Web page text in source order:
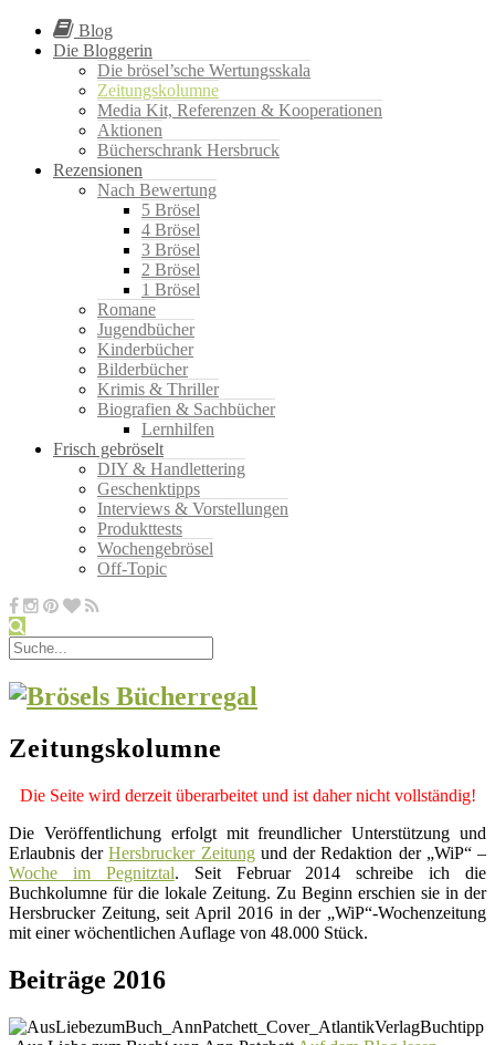
Blog
Die Bloggerin
Die brösel’sche Wertungsskala
Zeitungskolumne
Media Kit, Referenzen & Kooperationen
Aktionen
Bücherschrank Hersbruck
Rezensionen
Nach Bewertung
5 Brösel
4 Brösel
3 Brösel
2 Brösel
1 Brösel
Romane
Jugendbücher
Kinderbücher
Bilderbücher
Krimis & Thriller
Biografien & Sachbücher
Lernhilfen
Frisch gebröselt
DIY & Handlettering
Geschenktipps
Interviews & Vorstellungen
Produkttests
Wochengebrösel
Off-Topic
Zeitungskolumne
Die Seite wird derzeit überarbeitet und ist daher nicht vollständig!
Die Veröffentlichung erfolgt mit freundlicher Unterstützung und
Erlaubnis derHersbrucker Zeitungund der Redaktion der „WiP“ –
Woche im Pegnitztal. Seit Februar 2014 schreibe ich die
Buchkolumne für die lokale Zeitung. Zu Beginn erschien sie in der
Hersbrucker Zeitung, seit April 2016 in der „WiP“-Wochenzeitung
mit einer wöchentlichen Auflage von 48.000 Stück.
Beiträge 2016
Buchtipp